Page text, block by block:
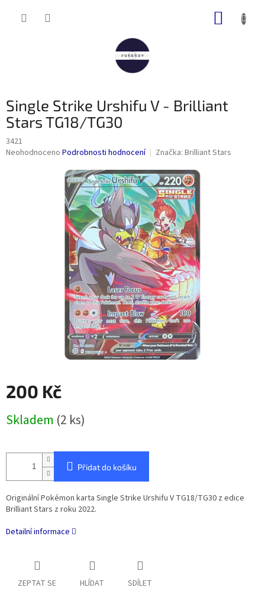
Single Strike Urshifu V - Brilliant
Stars TG18/TG30
3421
Průměrné
Neohodnoceno Podrobnosti hodnocení Značka: Brilliant Stars
200 Kč
cena:
Skladem (2 ks)
Přidat do košíku
Originální Pokémon karta Single Strike Urshifu V TG18/TG30 z edice
Brilliant Stars z roku 2022.
Detailní informace
ZEPTAT SE HLÍDAT SDÍLET